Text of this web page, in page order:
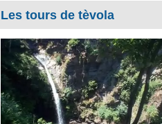
Les tours de tèvola